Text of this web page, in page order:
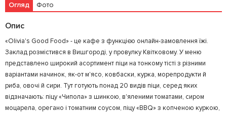
Огляд Фото
Опис
«Olivia's Good Food» - це кафе з функцією онлайн-замовлення їжі.
Заклад розмістився в Вишгороді, у провулку Квітковому. У меню
представлено широкий асортимент піци на тонкому тісті з різними
варіантами начинок, як-от м'ясо, ковбаски, курка, морепродукти й
риба, овочі й сири. Тут готують понад 20 видів піци, серед яких
відзначають: піцу «Чипола» з шинкою, в'яленими томатами, сиром
моцарела, орегано і томатним соусом, піцу «BBQ» з копченою куркою,